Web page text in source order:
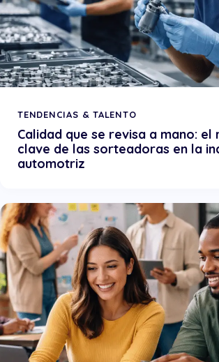
TENDENCIAS & TALENTO
Calidad que se revisa a mano: el
clave de las sorteadoras en la
automotriz